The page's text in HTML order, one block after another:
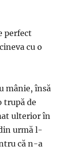
perfect
cu o
mânie, însă
trupă de
ulterior în
urmă l-
că n-a